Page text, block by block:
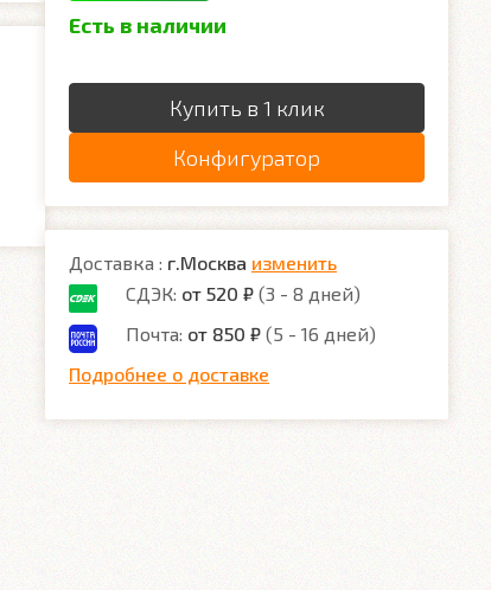
Есть в наличии
Купить в 1 клик
Конфигуратор
Доставка : г.Москва изменить
СДЭК: от 520 ₽ (3 - 8 дней)
Почта: от 850 ₽ (5 - 16 дней)
Подробнее о доставке